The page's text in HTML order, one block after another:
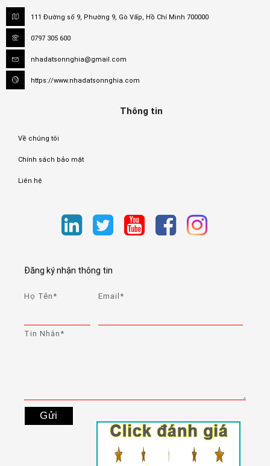
111 Đường số 9, Phường 9, Gò Vấp, Hồ Chí Minh 700000
0797 305 600
nhadatsonnghia@gmail.com
https://www.nhadatsonnghia.com
Thông tin
Về chúng tôi
Chính sách bảo mật
Liên hệ
Đăng ký nhận thông tin
Họ Tên* Email*
Tin Nhắn*